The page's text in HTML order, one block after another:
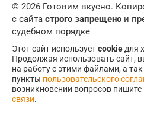
© 2026 Готовим вкусно.
с сайта строго запрещено и
судебном порядке
Этот сайт используетcookie для
Продолжая использовать сайт,
на работу с этими файлами, а
пункты пользовательского
возникновении вопросов пишите
связи.